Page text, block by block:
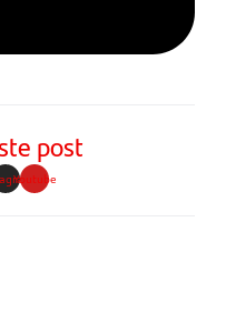
post
Youtube